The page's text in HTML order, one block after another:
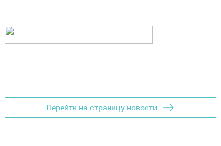
Перейти на страницу новости